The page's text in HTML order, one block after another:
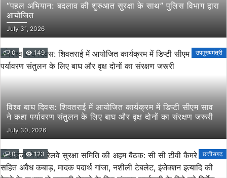
“पहल अभियान: बदलाव की शुरुआत सुरक्षा के साथ” पुलिस विभाग द्वारा
आयोजित
July 31, 2026
0 149 उपमुख्यमंत्री
विश्व बाघ दिवस: शिवतराई में आयोजित कार्यक्रम में डिप्टी सीएम साव
ने कहा पर्यावरण संतुलन के लिए बाघ और वृक्ष दोनों का संरक्षण जरूरी
July 30, 2026
0 123 छत्तीसगढ़